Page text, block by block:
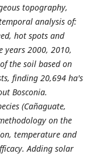
topography,
analysis of:
hot spots and
years 2000, 2010,
the soil based on
finding 20,694 ha's
Bosconia.
(Cañaguate,
on the
temperature and
Adding solar